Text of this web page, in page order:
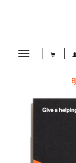
Toggle